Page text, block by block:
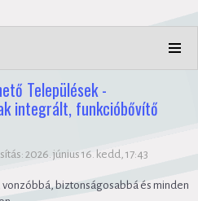
Települések -
integrált, funkcióbővítő
2026. június 16. kedd, 17:43
biztonságosabbá és minden